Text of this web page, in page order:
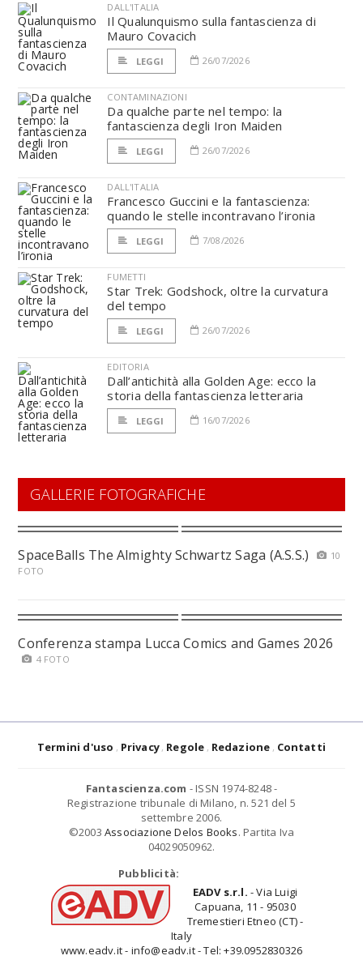
DALL'ITALIA
Il Qualunquismo sulla fantascienza di
Mauro Covacich
LEGGI 26/07/2026
CONTAMINAZIONI
Da qualche parte nel tempo: la
fantascienza degli Iron Maiden
LEGGI 26/07/2026
DALL'ITALIA
Francesco Guccini e la fantascienza:
quando le stelle incontravano l’ironia
LEGGI 7/08/2026
FUMETTI
Star Trek: Godshock, oltre la curvatura
del tempo
LEGGI 26/07/2026
EDITORIA
Dall’antichità alla Golden Age: ecco la
storia della fantascienza letteraria
LEGGI 16/07/2026
GALLERIE FOTOGRAFICHE
SpaceBalls The Almighty Schwartz Saga (A.S.S.)
10
FOTO
Conferenza stampa Lucca Comics and Games 2026
4 FOTO
Termini d'uso Privacy Regole Redazione Contatti
Fantascienza.com - ISSN 1974-8248 -
Registrazione tribunale di Milano, n. 521 del 5
settembre 2006.
©2003 Associazione Delos Books. Partita Iva
04029050962.
Pubblicità:
EADV s.r.l. - Via Luigi
Capuana, 11 - 95030
Tremestieri Etneo (CT) -
Italy
www.eadv.it - info@eadv.it - Tel: +39.0952830326